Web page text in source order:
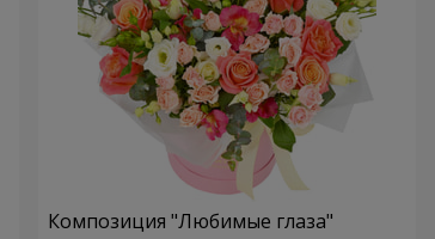
Композиция "Любимые глаза"